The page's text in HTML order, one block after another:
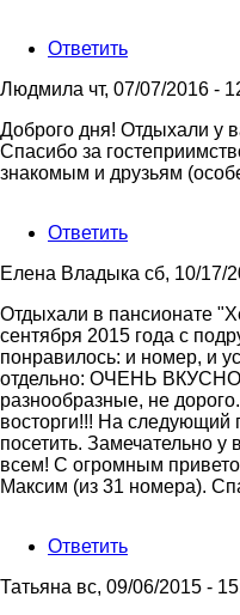
Ответить
Людмила чт, 07/07/2016 -
Доброго дня! Отдыхали у
Спасибо за
знакомым и друзьям
Ответить
Елена Владыка сб, 10/17/
Отдыхали в пансионате
сентября 2015 года с
понравилось: и номер, и
отдельно: ОЧЕНЬ
разнообразные, не
восторги!!! На следующий
посетить. Замечательно
всем! С огромным
Максим (из 31 номера).
Ответить
Татьяна вс, 09/06/2015 -